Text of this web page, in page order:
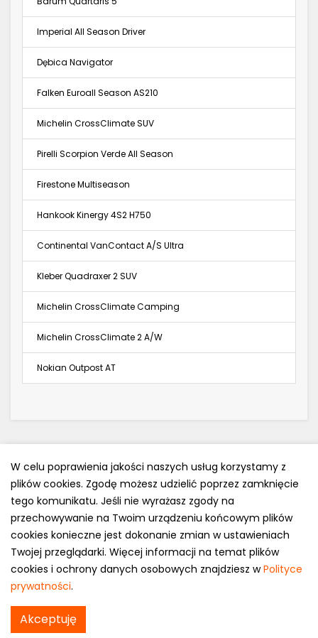
Imperial All Season Driver
Dębica Navigator
Falken Euroall Season AS210
Michelin CrossClimate SUV
Pirelli Scorpion Verde All Season
Firestone Multiseason
Hankook Kinergy 4S2 H750
Continental VanContact A/S Ultra
Kleber Quadraxer 2 SUV
Michelin CrossClimate Camping
Michelin CrossClimate 2 A/W
Nokian Outpost AT
Polityka prywatności
e-mail: kontakt@opony.com.pl
Copyright © 2000-2023 Opony.com.pl
W celu poprawienia jakości naszych usług korzystamy z
plików cookies. Zgodę możesz udzielić poprzez zamknięcie
tego komunikatu. Jeśli nie wyrażasz zgody na
przechowywanie na Twoim urządzeniu końcowym plików
cookies konieczne jest dokonanie zmian w ustawieniach
Twojej przeglądarki. Więcej informacji na temat plików
cookies i ochrony danych osobowych znajdziesz wPolityce
prywatności.
Akceptuję